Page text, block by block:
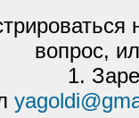
вопрос,
1.